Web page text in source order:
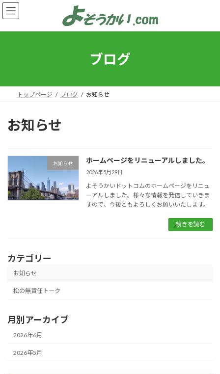
コ
ン
ン
ナ
ビ
ー
ブログ
トップページ ブログ お知らせ
お知らせ
お知らせ ホームページをリニューアルしました。
2026年5月29日
よそうかいドットコムのホームページをリニュ
ーアルしました。様々な情報を発信していきま
すので、今後ともよろしくお願いいたします。
続きを読む
カテゴリー
お知らせ
松の無責任トーク
月別アーカイブ
2026年6月
2026年5月